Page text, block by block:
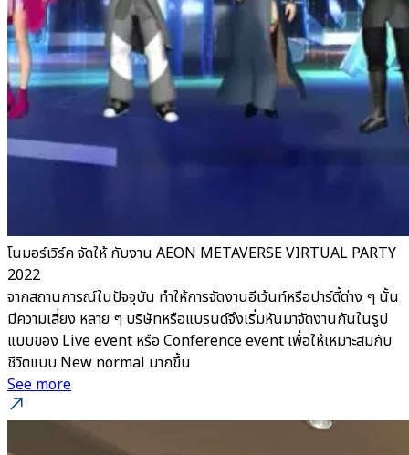
โนมอร์เวิร์ค จัดให้ กับงาน AEON METAVERSE VIRTUAL PARTY
2022
จากสถานการณ์ในปัจจุบัน ทำให้การจัดงานอีเว้นท์หรือปาร์ตี้ต่าง ๆ นั้น
มีความเสี่ยง หลาย ๆ บริษัทหรือแบรนด์จึงเริ่มหันมาจัดงานกันในรูป
แบบของ Live event หรือ Conference event เพื่อให้เหมาะสมกับ
ชีวิตแบบ New normal มากขึ้น
See more